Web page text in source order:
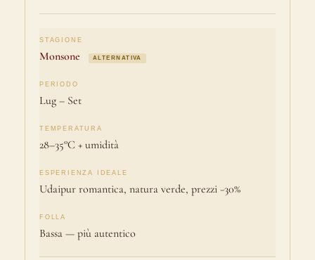
Monsone ALTERNATIVA
Lug – Set
28–35°C + umidità
Udaipur romantica, natura verde, prezzi −30%
Bassa — più autentico